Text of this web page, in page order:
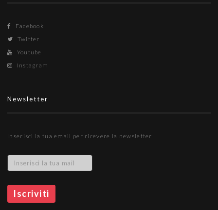
Facebook
Twitter
Youtube
Instagram
Newsletter
Inserisci la tua email per ricevere la newsletter